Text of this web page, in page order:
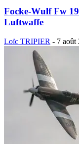
Focke-Wulf Fw
Luftwaffe
Loïc TRIPIER - 7 août